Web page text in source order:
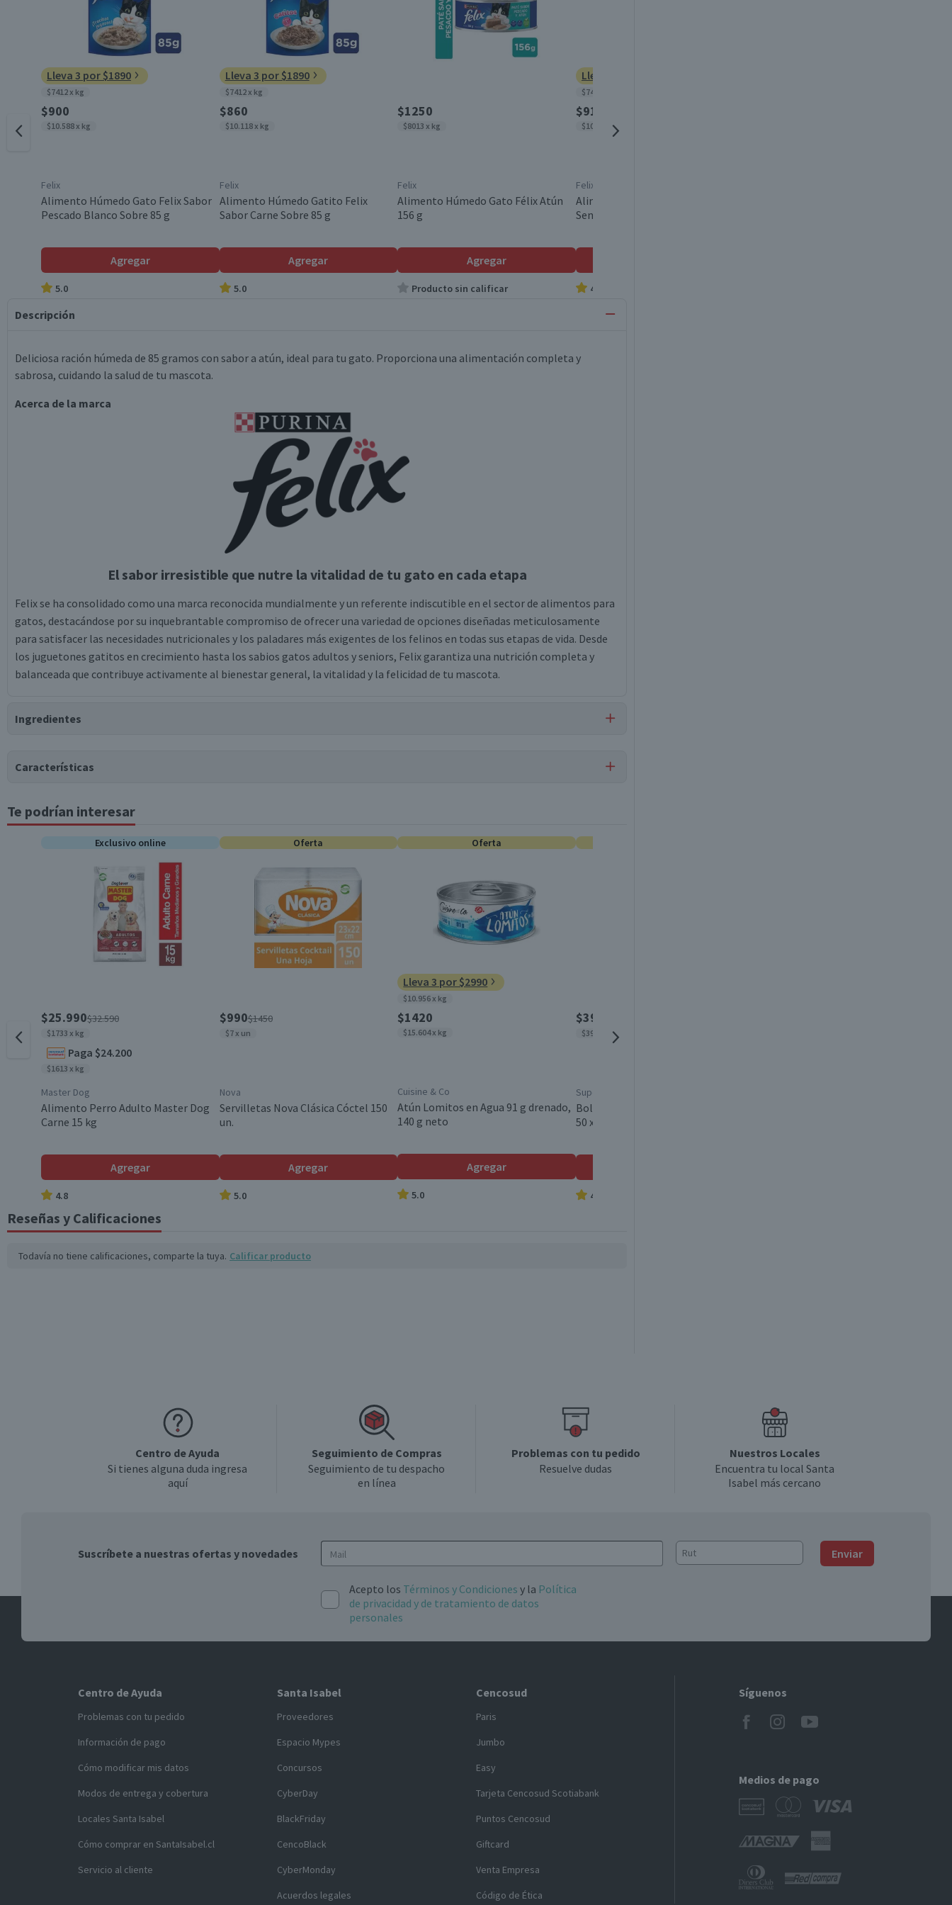
Lleva 3 por $1890
$7412 x kg
$900
$10.588 x kg
Felix
Alimento Húmedo Gato Felix Sabor
Pescado Blanco Sobre 85 g
Agregar
5.0
Lleva 3 por $1890
$7412 x kg
$860
$10.118 x kg
Felix
Alimento Húmedo Gatito Felix
Sabor Carne Sobre 85 g
Agregar
5.0
$1250
$8013 x kg
Felix
Alimento Húmedo Gato Félix Atún
156 g
Agregar
Producto sin calificar
Lleva 3 por $1890
$7412 x kg
$910
$10.706 x kg
Felix
Alimento Húmedo Gato Felix
Sensaciones de Carne 85 g
4.5
Descripción
Deliciosa ración húmeda de 85 gramos con sabor a atún, ideal para tu gato. Proporciona una alimentación completa y
sabrosa, cuidando la salud de tu mascota.
Acerca de la marca
El sabor irresistible que nutre la vitalidad de tu gato en cada etapa
Felix se ha consolidado como una marca reconocida mundialmente y un referente indiscutible en el sector de alimentos para
gatos, destacándose por su inquebrantable compromiso de ofrecer una variedad de opciones diseñadas meticulosamente
para satisfacer las necesidades nutricionales y los paladares más exigentes de los felinos en todas sus etapas de vida. Desde
los juguetones gatitos en crecimiento hasta los sabios gatos adultos y seniors, Felix garantiza una nutrición completa y
balanceada que contribuye activamente al bienestar general, la vitalidad y la felicidad de tu mascota.
Ingredientes
de maíz, cloruro de potasio, glicina, dextrosa y/o xilosa, sal, fosfato bicálcico, vitaminas (A, B1, B2, B3, B5, B6, B7, B9, B12, D3,
E, K3), colorante caramelo natural, taurina, cloruro de colina, minerales [(sulfatos: zinc, hierro, manganeso, cobre),
minerales de alta absorción/ quelados (proteinatos y(o glicinatos de zinc, hierro, manganeso, cobre, selenio), yodato de
calcio, selenito de sodio], harina de alga (Schizochytrium sp.)..
Características
Tipo de Producto
Etapa Mascota Adulto
Tamaño de Mascota Todos los Tamaños
Conservar en un lugar fresco y seco
Contenido
Envase Pouch
Sabor Atún
Variedad
Garantía Mínima Legal
Te podrían interesar
Exclusivo online
$25.990$32.590
$1733 x kg
Paga $24.200
$1613 x kg
Master Dog
Alimento Perro Adulto Master Dog
Carne 15 kg
Agregar
4.8
Oferta
$990$1450
$7 x un
Nova
Servilletas Nova Clásica Cóctel 150
un.
Agregar
5.0
Oferta
Lleva 3 por $2990
$10.956 x kg
$1420
$15.604 x kg
Cuisine & Co
Atún Lomitos en Agua 91 g drenado,
140 g neto
Agregar
5.0
$390
$39 x un
Superior
Bolsa de Basura Superior Camiseta
50 x 65 cm 10 un.
4.9
Reseñas y Calificaciones
Todavía no tiene calificaciones, comparte la tuya. Calificar producto
Centro de Ayuda
Si tienes alguna duda ingresa
aquí
Seguimiento de Compras
Seguimiento de tu despacho
en línea
Problemas con tu pedido
Resuelve dudas
Nuestros Locales
Encuentra tu local Santa
Isabel más cercano
Suscríbete a nuestras ofertas y novedades Enviar
Acepto los Términos y Condiciones y la Política
de privacidad y de tratamiento de datos
personales
Centro de Ayuda
Problemas con tu pedido
Información de pago
Cómo modificar mis datos
Modos de entrega y cobertura
Locales Santa Isabel
Cómo comprar en SantaIsabel.cl
Servicio al cliente
Santa Isabel
Proveedores
Espacio Mypes
Concursos
CyberDay
BlackFriday
CencoBlack
CyberMonday
Acuerdos legales
Cencosud
Paris
Jumbo
Easy
Tarjeta Cencosud Scotiabank
Puntos Cencosud
Giftcard
Venta Empresa
Código de Ética
Síguenos
Medios de pago